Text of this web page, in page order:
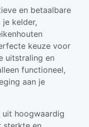
en betaalbare
kelder,
keuze voor
uitstraling en
functioneel,
aan je
hoogwaardig